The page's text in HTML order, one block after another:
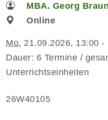
MBA. Georg Braun
Online
Mo. 21.09.2026, 13:00 -
Dauer: 6 Termine /
Unterrichtseinheiten
26W40105